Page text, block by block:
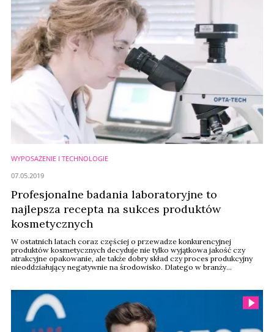
WYPOSAŻENIE I TECHNOLOGIE
Profesjonalne badania laboratoryjne to
najlepsza recepta na sukces produktów
kosmetycznych
W ostatnich latach coraz częściej o przewadze konkurencyjnej
produktów kosmetycznych decyduje nie tylko wyjątkowa jakość czy
atrakcyjne opakowanie, ale także dobry skład czy proces produkcyjny
nieoddziałujący negatywnie na środowisko. Dlatego w branży
bezpieczeństwo konsumentów.
07.05.2019